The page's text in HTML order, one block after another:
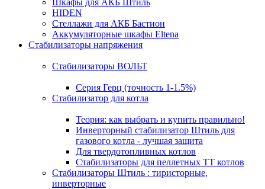
Шкафы для АКБ Штиль
HIDEN
Стеллажи для АКБ Бастион
Аккумуляторные шкафы Eltena
Стабилизаторы напряжения
Стабилизаторы ВОЛЬТ
Серия Герц (точность 1-1.5%)
Стабилизатор для котла
Теория: как выбрать и купить правильно!
Инверторный стабилизатор Штиль для
газового котла - лучшая защита
Для твердотопливных котлов
Стабилизаторы для пеллетных ТТ котлов
Стабилизаторы Штиль : тиристорные,
инверторные